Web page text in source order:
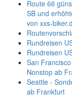
Route 66
SB und
von xxs-
Rundreisen
Rundreisen
San
Nonstop ab
Seattle -
ab Frankfurt